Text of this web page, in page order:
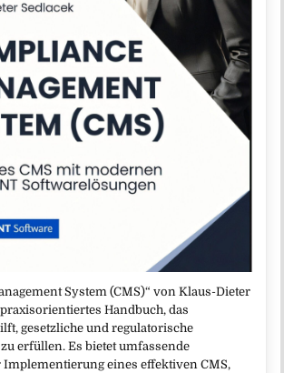
System (CMS)“ von Klaus-Dieter
Handbuch, das
gesetzliche und regulatorische
erfüllen. Es bietet umfassende
eines effektiven CMS,